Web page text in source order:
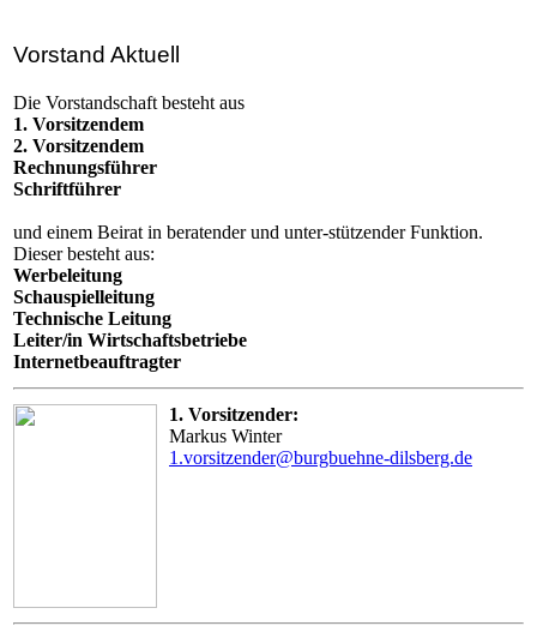
Vorstand Aktuell
Die Vorstandschaft besteht aus
1. Vorsitzendem
2. Vorsitzendem
Rechnungsführer
Schriftführer
und einem Beirat in beratender und unter-stützender Funktion.
Dieser besteht aus:
Werbeleitung
Schauspielleitung
Technische Leitung
Leiter/in Wirtschaftsbetriebe
Internetbeauftragter
1. Vorsitzender:
Markus Winter
1.vorsitzender@burgbuehne-dilsberg.de